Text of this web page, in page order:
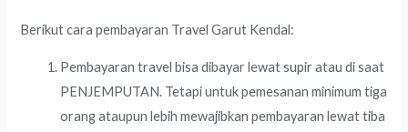
Berikut cara pembayaran Travel Garut Kendal:
Pembayaran travel bisa dibayar lewat supir atau di saat
PENJEMPUTAN. Tetapi untuk pemesanan minimum tiga
orang ataupun lebih mewajibkan pembayaran lewat tiba